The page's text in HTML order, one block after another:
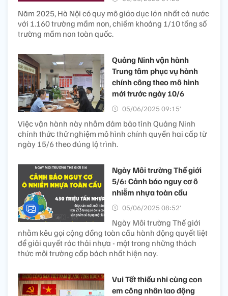
Năm 2025, Hà Nội có quy mô giáo dục lớn nhất cả nước
với 1.160 trường mầm non, chiếm khoảng 1/10 tổng số
trường mầm non toàn quốc.
Quảng Ninh vận hành
Trung tâm phục vụ hành
chính công theo mô hình
mới trước ngày 10/6
05/06/2025 09:15’
Việc vận hành này nhằm đảm bảo tỉnh Quảng Ninh
chính thức thử nghiệm mô hình chính quyền hai cấp từ
ngày 15/6 theo đúng lộ trình.
Ngày Môi trường Thế giới
5/6: Cảnh báo nguy cơ ô
nhiễm nhựa toàn cầu
05/06/2025 08:52’
Ngày Môi trường Thế giới
nhằm kêu gọi cộng đồng toàn cầu hành động quyết liệt
để giải quyết rác thải nhựa - một trong những thách
thức môi trường cấp bách nhất hiện nay.
Vui Tết thiếu nhi cùng con
em công nhân lao động